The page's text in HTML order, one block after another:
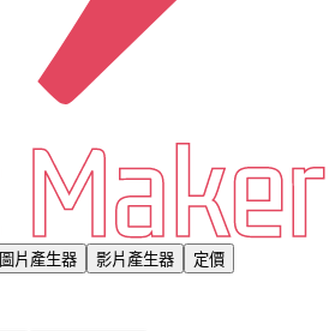
圖片產生器 影片產生器
定價